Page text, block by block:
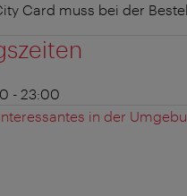
Card muss bei der
- 23:00
in der